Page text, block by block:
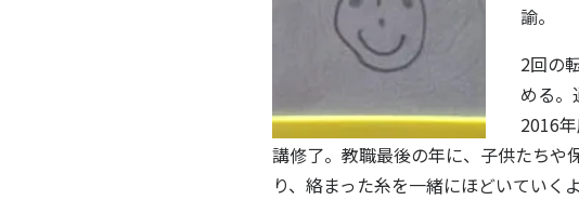
諭。
2回の
める。
2016
講修了。教職最後の年に、子供たちや
り、絡まった糸を一緒にほどいていく